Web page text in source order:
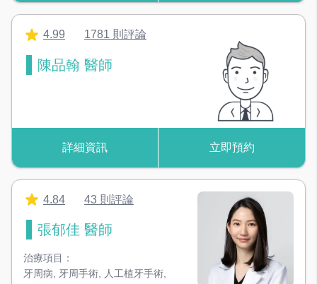
4.99 1781 則評論
陳品翰 醫師
詳細資訊 立即預約
4.84 43 則評論
張郁佳 醫師
治療項目：
牙周病, 牙周手術, 人工植牙手術,